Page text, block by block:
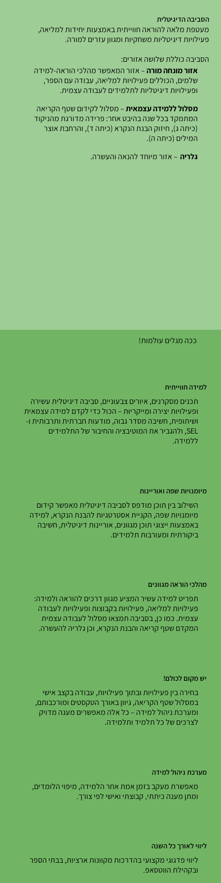
ככה מגלים עולמות!
למידה חווייתית
תכנים מסקרנים, איורים צבעוניים, סביבה דיגיטלית עשירה
ופעילויות יצירה ומֵייקריוּת – הכול כדי לקדם למידה עצמאית
ושיתופית, חשיבה מסדר גבוה, מודעות חברתית ותרבותית ו-
SEL, ולהגביר את המוטיבציה והחיבור של התלמידים
ללמידה.
מיומנויות שפה ואוריינות
השילוב בין תוכן מודפס לסביבה דיגיטלית מאפשר קידום
מיומנויות שפה, הקניית אסטרטגיות להבנת הנקרא, למידה
באמצעות ייצוגי תוכן מגוונים, אוריינות דיגיטלית, חשיבה
ביקורתית ומעורבות תלמידים.
מהלכי הוראה מגוונים
תפריט למידה עשיר המציע מגוון דרכים להוראה ולמידה:
פעילויות למליאה, פעילויות בקבוצות ופעילויות לעבודה
עצמית. כמו כן, בסביבה תמצאו מסלול לעבודה עצמית
המקדם שטף קריאה והבנת הנקרא, וכן גלריה להעשרה.
יש מקום לכולם!
בחירה בין פעילויות ובתוך פעילויות, עבודה בקצב אישי
במסלול שטף הקריאה, גיוון באורך הטקסטים ומורכבותם,
ומערכת ניהול למידה – כל אלה מאפשרים מענה מדויק
לצרכים של כל תלמיד ותלמידה.
מערכת ניהול למידה
מאפשרת מעקב בזמן אמת אחר הלמידה, מיפוי הלומדים,
ומתן מענה כיתתי, קבוצתי ואישי לפי צורך.
ליווי לאורך כל השנה
ליווי פדגוגי מקצועי בהדרכות מקוונות ארציות, בבתי הספר
ובקהילת הווטסאפ.
הסביבה הדיגיטלית
מעטפת מלאה להוראה חווייתית באמצעות יחידות למליאה,
פעילויות דיגיטליות משחקיות ומגוון עזרים למורה.
הסביבה כוללת שלושה אזורים:
אזור מונחה מורה– אזור המאפשר מהלכי הוראה-למידה
שלמים, הכוללים פעילויות למליאה, עבודה עם הספר,
ופעילויות דיגיטליות לתלמידים לעבודה עצמית.
מסלול ללמידה עצמאית– מסלול לקידום שטף הקריאה
המתמקד בכל שנה בהיבט אחר: פרידה מדורגת מהניקוד
(כיתה ג), חיזוק הבנת הנקרא (כיתה ד), והרחבת אוצר
המילים (כיתה ה).
גלריה– אזור מיוחד להנאה והעשרה.